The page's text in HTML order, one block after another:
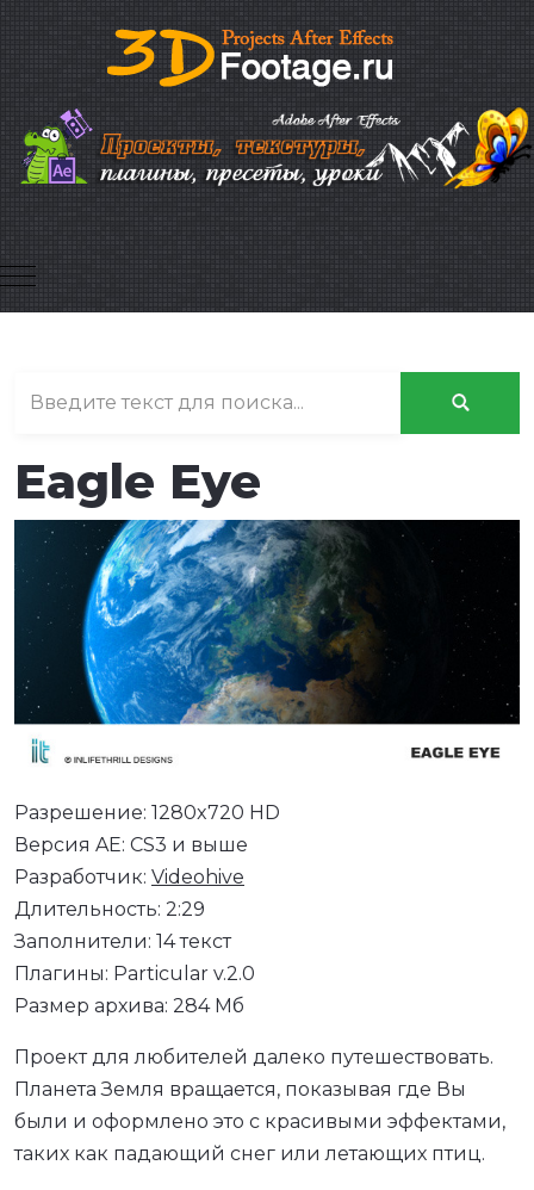
Mobile Menu Toggle
Eagle Eye
Разрешение: 1280x720 HD
Версия AE: CS3 и выше
Разработчик: Videohive
Длительность: 2:29
Заполнители: 14 текст
Плагины: Particular v.2.0
Размер архива: 284 Мб
Проект для любителей далеко путешествовать.
Планета Земля вращается, показывая где Вы
были и оформлено это с красивыми эффектами,
таких как падающий снег или летающих птиц.